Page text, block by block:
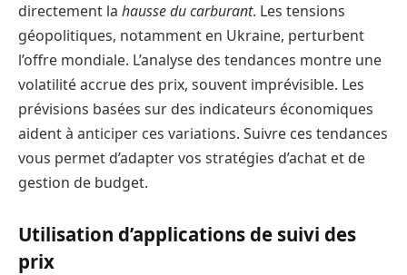
directement la hausse du carburant. Les tensions
géopolitiques, notamment en Ukraine, perturbent
l’offre mondiale. L’analyse des tendances montre une
volatilité accrue des prix, souvent imprévisible. Les
prévisions basées sur des indicateurs économiques
aident à anticiper ces variations. Suivre ces tendances
vous permet d’adapter vos stratégies d’achat et de
gestion de budget.
Utilisation d’applications de suivi des
prix